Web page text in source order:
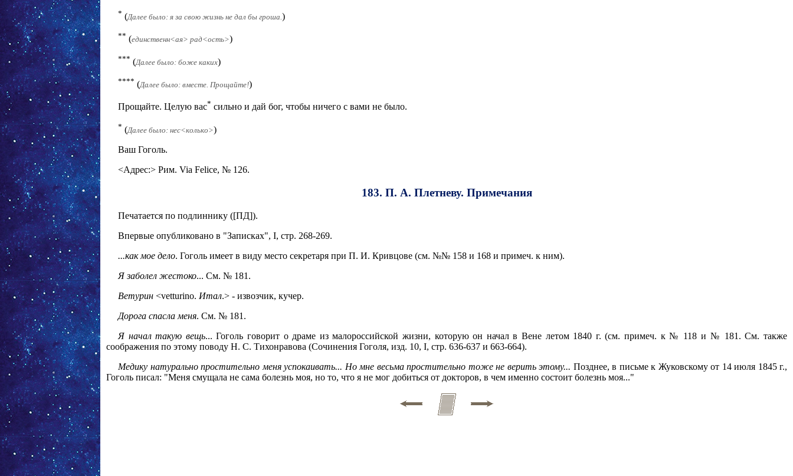
* (Далее было: я за свою жизнь не дал бы гроша.)
** (единственн<ая> рад<ость>)
*** (Далее было: боже каких)
**** (Далее было: вместе. Прощайте!)
Прощайте. Целую вас* сильно и дай бог, чтобы ничего с вами не было.
* (Далее было: нес<колько>)
Ваш Гоголь.
<Адрес:> Рим. Via Felice, № 126.
183. П. А. Плетневу. Примечания
Печатается по подлиннику ([ПД]).
Впервые опубликовано в "Записках", I, стр. 268-269.
...как мое дело. Гоголь имеет в виду место секретаря при П. И. Кривцове (см. №№ 158 и 168 и примеч. к ним).
Я заболел жестоко... См. № 181.
Ветурин <vetturino. Итал.> - извозчик, кучер.
Дорога спасла меня. См. № 181.
Я начал такую вещь... Гоголь говорит о драме из малороссийской жизни, которую он начал в Вене летом 1840 г. (см. примеч. к № 118 и № 181. См. также
соображения по этому поводу Н. С. Тихонравова (Сочинения Гоголя, изд. 10, I, стр. 636-637 и 663-664).
Медику натурально простительно меня успокаивать... Но мне весьма простительно тоже не верить этому... Позднее, в письме к Жуковскому от 14 июля 1845 г.,
Гоголь писал: "Меня смущала не сама болезнь моя, но то, что я не мог добиться от докторов, в чем именно состоит болезнь моя..."